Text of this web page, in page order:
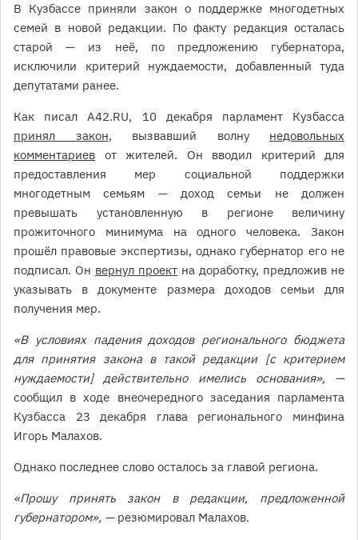
В Кузбассе приняли закон о поддержке многодетных
семей в новой редакции. По факту редакция осталась
старой — из неё, по предложению губернатора,
исключили критерий нуждаемости, добавленный туда
депутатами ранее.
Как писал A42.RU, 10 декабря парламент Кузбасса
принял закон, вызвавший волну недовольных
комментариев от жителей. Он вводил критерий для
предоставления мер социальной поддержки
многодетным семьям — доход семьи не должен
превышать установленную в регионе величину
прожиточного минимума на одного человека. Закон
прошёл правовые экспертизы, однако губернатор его не
подписал. Он вернул проект на доработку, предложив не
указывать в документе размера доходов семьи для
получения мер.
«В условиях падения доходов регионального бюджета
для принятия закона в такой редакции [с критерием
нуждаемости] действительно имелись основания», —
сообщил в ходе внеочередного заседания парламента
Кузбасса 23 декабря глава регионального минфина
Игорь Малахов.
Однако последнее слово осталось за главой региона.
«Прошу принять закон в редакции, предложенной
губернатором», —резюмировал Малахов.